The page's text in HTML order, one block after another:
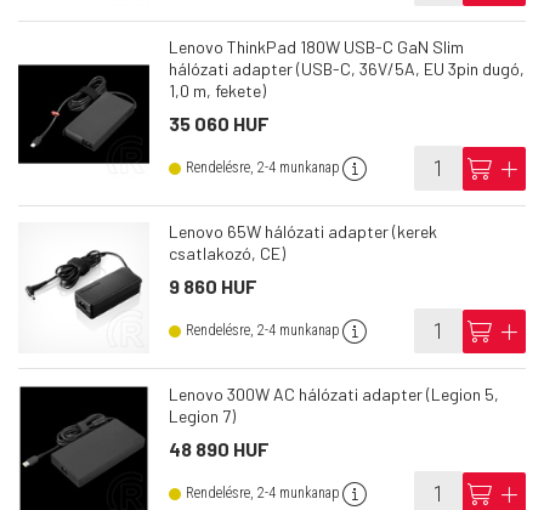
Lenovo ThinkPad 180W USB-C GaN Slim
hálózati adapter (USB-C, 36V/5A, EU 3pin dugó,
1,0 m, fekete)
35 060 HUF
Rendelésre, 2-4 munkanap info cart add
Lenovo 65W hálózati adapter (kerek
csatlakozó, CE)
9 860 HUF
Rendelésre, 2-4 munkanap info cart add
Lenovo 300W AC hálózati adapter (Legion 5,
Legion 7)
48 890 HUF
Rendelésre, 2-4 munkanap info cart add